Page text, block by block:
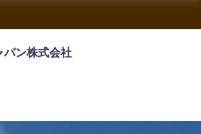
パン株式会社